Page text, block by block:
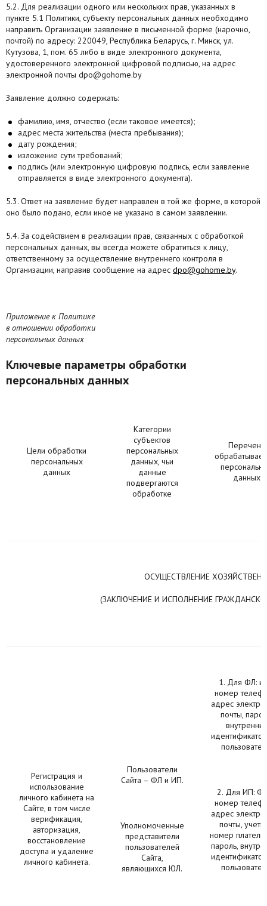
5.2. Для реализации одного или нескольких прав, указанных в
пункте 5.1 Политики, субъекту персональных данных необходимо
направить Организации заявление в письменной форме (нарочно,
почтой) по адресу: 220049, Республика Беларусь, г. Минск, ул.
Кутузова, 1, пом. 65 либо в виде электронного документа,
удостоверенного электронной цифровой подписью, на адрес
электронной почты dpo@gohome.by
Заявление должно содержать:
фамилию, имя, отчество (если таковое имеется);
адрес места жительства (места пребывания);
дату рождения;
изложение сути требований;
подпись (или электронную цифровую подпись, если заявление
отправляется в виде электронного документа).
5.3. Ответ на заявление будет направлен в той же форме, в которой
оно было подано, если иное не указано в самом заявлении.
5.4. За содействием в реализации прав, связанных с обработкой
персональных данных, вы всегда можете обратиться к лицу,
ответственному за осуществление внутреннего контроля в
Организации, направив сообщение на адрес dpo@gohome.by.
Приложение к Политике
в отношении обработки
персональных данных
Ключевые параметры обработки
персональных данных
Цели обработки
персональных
данных
Категории
субъектов
персональных
данных, чьи
данные
подвергаются
обработке
Перечень
данных
ОСУЩЕСТВЛЕНИЕ
(ЗАКЛЮЧЕНИЕ И ИСПОЛНЕНИЕ
Регистрация и
использование
личного кабинета на
Сайте, в том числе
верификация,
авторизация,
восстановление
доступа и удаление
личного кабинета.
Пользователи
Сайта – ФЛ и ИП.
Уполномоченные
представители
пользователей
Сайта,
являющихся ЮЛ.
1. Для ФЛ:
номер
адрес
почты,
внутренний
2. Для ИП:
номер
адрес
почты,
номер
пароль,